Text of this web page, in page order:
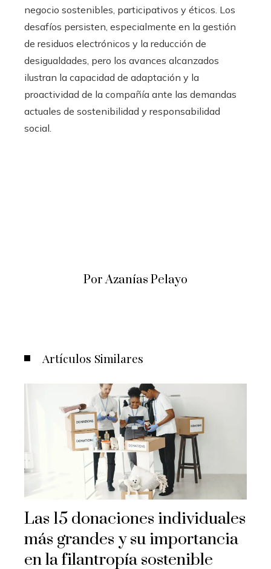
negocio sostenibles, participativos y éticos. Los
desafíos persisten, especialmente en la gestión
de residuos electrónicos y la reducción de
desigualdades, pero los avances alcanzados
ilustran la capacidad de adaptación y la
proactividad de la compañía ante las demandas
actuales de sostenibilidad y responsabilidad
social.
Por Azanías Pelayo
Artículos Similares
Las 15 donaciones individuales
más grandes y su importancia
en la filantropía sostenible